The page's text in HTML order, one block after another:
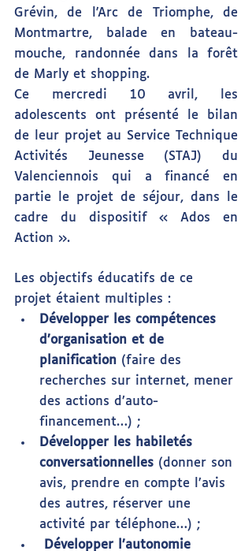
Grévin, de l'Arc de Triomphe, de
Montmartre, balade en bateau-
mouche, randonnée dans la forêt
de Marly et shopping.
Ce mercredi 10 avril, les
adolescents ont présenté le bilan
de leur projet au Service Technique
Activités Jeunesse (STAJ) du
Valenciennois qui a financé en
partie le projet de séjour, dans le
cadre du dispositif « Ados en
Action ».
Les objectifs éducatifs de ce
projet étaient multiples :
Développer les compétences
d’organisation et de
planification (faire des
recherches sur internet, mener
des actions d’auto-
financement…) ;
Développer les habiletés
conversationnelles (donner son
avis, prendre en compte l’avis
des autres, réserver une
activité par téléphone…) ;
Développer l’autonomie